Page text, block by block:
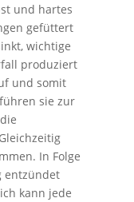
und hartes
gefüttert
wichtige
produziert
und somit
sie zur
In Folge
entzündet
kann jede